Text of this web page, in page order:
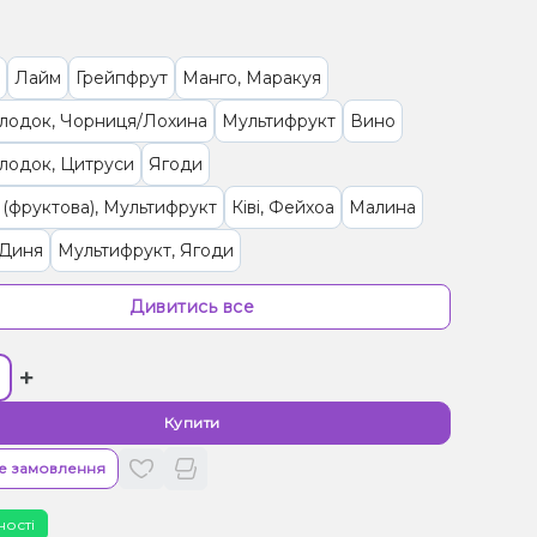
Лайм Грейпфрут
Манго, Маракуя
Чорниця/Лохина
Мультифрукт
Вино
Цитруси
Ягоди
Мультифрукт
Ківі, Фейхоа
Малина
Мультифрукт, Ягоди
Мультифрукт
Персик, Чай Ананас
Журавлина
Спеції, Яблуко
Слива
Крем, Ягоди
Желейки
Полуниця, Манго
Дивитись все
+
Купити
замовлення